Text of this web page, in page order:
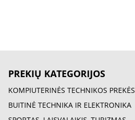
PREKIŲ KATEGORIJOS
KOMPIUTERINĖS TECHNIKOS PREKĖS
BUITINĖ TECHNIKA IR ELEKTRONIKA